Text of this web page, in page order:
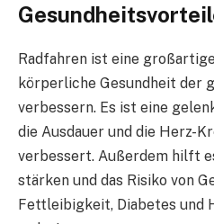
Radfahren ist eine
körperliche Gesundheit der
verbessern. Es ist eine
die Ausdauer und die Herz-
verbessert. Außerdem hilft
stärken und das Risiko von
Fettleibigkeit, Diabetes und